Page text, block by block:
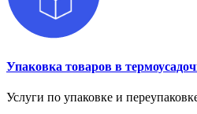
Упаковка товаров в
Услуги по упаковке и